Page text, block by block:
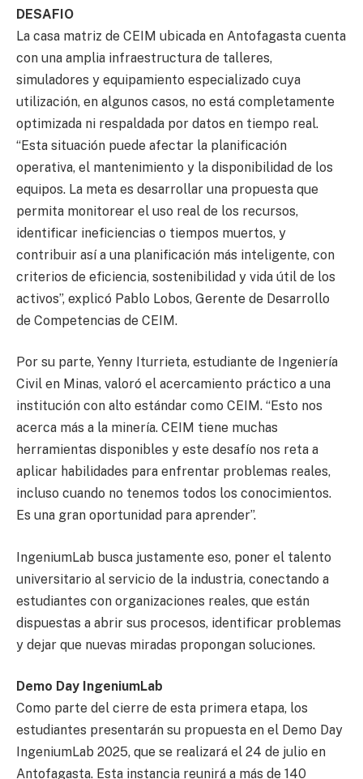
DESAFIO
La casa matriz de CEIM ubicada en Antofagasta cuenta
con una amplia infraestructura de talleres,
simuladores y equipamiento especializado cuya
utilización, en algunos casos, no está completamente
optimizada ni respaldada por datos en tiempo real.
“Esta situación puede afectar la planificación
operativa, el mantenimiento y la disponibilidad de los
equipos. La meta es desarrollar una propuesta que
permita monitorear el uso real de los recursos,
identificar ineficiencias o tiempos muertos, y
contribuir así a una planificación más inteligente, con
criterios de eficiencia, sostenibilidad y vida útil de los
activos”, explicó Pablo Lobos, Gerente de Desarrollo
de Competencias de CEIM.
Por su parte, Yenny Iturrieta, estudiante de Ingeniería
Civil en Minas, valoró el acercamiento práctico a una
institución con alto estándar como CEIM. “Esto nos
acerca más a la minería. CEIM tiene muchas
herramientas disponibles y este desafío nos reta a
aplicar habilidades para enfrentar problemas reales,
incluso cuando no tenemos todos los conocimientos.
Es una gran oportunidad para aprender”.
IngeniumLab busca justamente eso, poner el talento
universitario al servicio de la industria, conectando a
estudiantes con organizaciones reales, que están
dispuestas a abrir sus procesos, identificar problemas
y dejar que nuevas miradas propongan soluciones.
Demo Day IngeniumLab
Como parte del cierre de esta primera etapa, los
estudiantes presentarán su propuesta en el Demo Day
IngeniumLab 2025, que se realizará el 24 de julio en
Antofagasta. Esta instancia reunirá a más de 140